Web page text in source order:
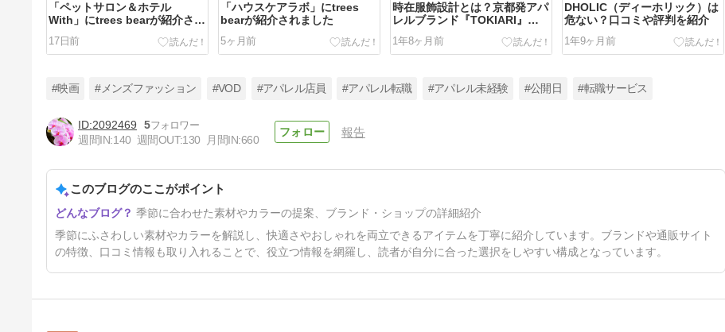
「ペットサロン＆ホテル
With」にtrees bearが紹介され
17日前
「ハウスケアラボ」にtrees
bearが紹介されました
5ヶ月前
時在服飾設計とは？京都発アパ
レルブランド『TOKIARI』の
1年8ヶ月前
DHOLIC（ディーホリック）は
危ない？口コミや評判を紹介
1年9ヶ月前
てやばい？口コミや評判を紹介
1年10ヶ月前
#映画 #メンズファッション #VOD #アパレル店員 #アパレル転職 #アパレル未経験 #公開日 #転職サービス
2092469
5
週間IN:140 週間OUT:130 月間IN:660
報告
このブログのここがポイント
季節に合わせた素材やカラーの提案、ブランド・ショップの詳細紹介
季節にふさわしい素材やカラーを解説し、快適さやおしゃれを両立できるアイテムを丁寧に紹介しています。ブランドや通販サイト
の特徴、口コミ情報も取り入れることで、役立つ情報を網羅し、読者が自分に合った選択をしやすい構成となっています。